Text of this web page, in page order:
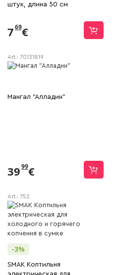
штук, длина 50 см
769€
Art.: 70131819
Мангал "Алладин"
3999€
Art.: 752
-3%
SMAK Коптильня